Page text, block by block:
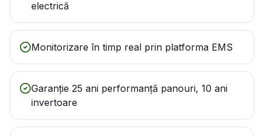
electrică
Monitorizare în timp real prin platforma EMS
Garanție 25 ani performanță panouri, 10 ani
invertoare